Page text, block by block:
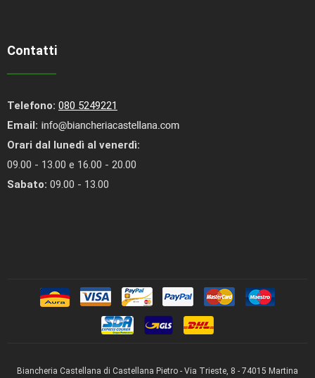
Contatti
Telefono: 080 5249221
Email:
Orari dal lunedì al venerdì:
09.00 - 13.00 e 16.00 - 20.00
Sabato: 09.00 - 13.00
Biancheria Castellana di Castellana Pietro - Via Trieste, 8 - 74015 Martina